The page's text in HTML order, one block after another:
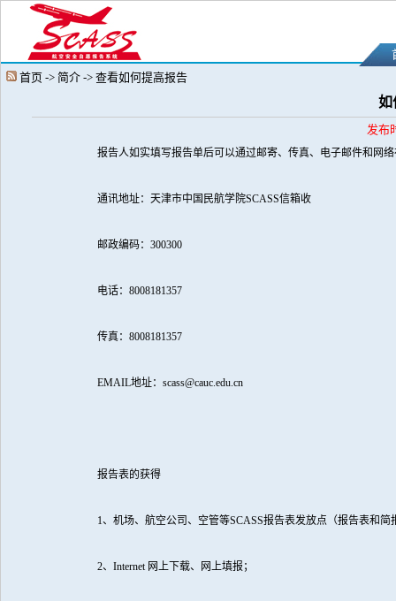
首页 -> 简介 -> 查看如何提高报告
如
发布
报告人如实填写报告单后可以通过邮寄、传真、电子邮件和网
通讯地址：天津市中国民航学院SCASS信箱收
邮政编码： 300300
电话： 8008181357
传真： 8008181357
EMAIL地址： scass@cauc.edu.cn
报告表的获得
1、机场、航空公司、空管等SCASS报告表发放点（报告表和简
2、 Internet 网上下载、网上填报；